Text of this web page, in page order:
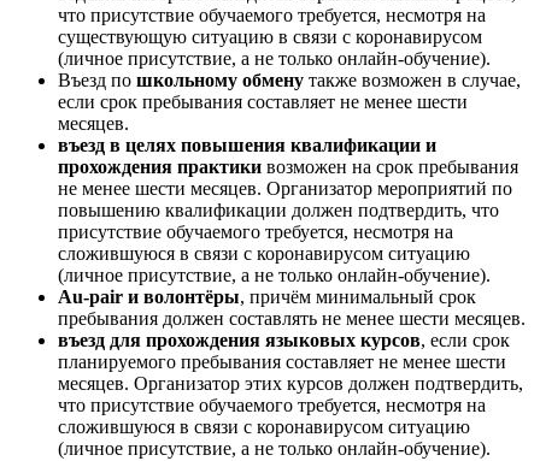
что присутствие обучаемого требуется, несмотря на
существующую ситуацию в связи с коронавирусом
(личное присутствие, а не только онлайн-обучение).
Въезд по школьному обмену также возможен в случае,
если срок пребывания составляет не менее шести
месяцев.
въезд в целях повышения квалификации и
прохождения практики возможен на срок пребывания
не менее шести месяцев. Организатор мероприятий по
повышению квалификации должен подтвердить, что
присутствие обучаемого требуется, несмотря на
сложившуюся в связи с коронавирусом ситуацию
(личное присутствие, а не только онлайн-обучение).
Au-pаir и волонтёры, причём минимальный срок
пребывания должен составлять не менее шести месяцев.
въезд для прохождения языковых курсов, если срок
планируемого пребывания составляет не менее шести
месяцев. Организатор этих курсов должен подтвердить,
что присутствие обучаемого требуется, несмотря на
сложившуюся в связи с коронавирусом ситуацию
(личное присутствие, а не только онлайн-обучение).